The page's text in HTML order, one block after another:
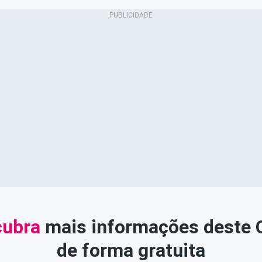
mais informações deste
de forma gratuita